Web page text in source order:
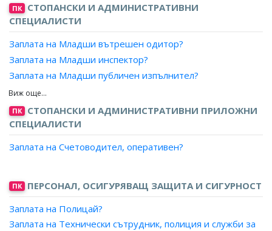
ПК СТОПАНСКИ И АДМИНИСТРАТИВНИ
СПЕЦИАЛИСТИ
Заплата на Младши вътрешен одитор?
Заплата на Младши инспектор?
Заплата на Младши публичен изпълнител?
Заплата на Старши експерт, кметство?
Заплата на Младши експерт, кметство?
Заплата на Младши експерт?
Заплата на Изследовател?
Заплата на Мениджър корпоративен център, банка/
Заплата на Областен мениджър, банка/финансова/
платежна институция?
Заплата на Длъжностно лице по безопасност и здраве?
Заплата на Председател на регионална структура на
ПК СТОПАНСКИ И АДМИНИСТРАТИВНИ ПРИЛОЖНИ
СПЕЦИАЛИСТИ
Заплата на Счетоводител, оперативен?
ПК ПЕРСОНАЛ, ОСИГУРЯВАЩ ЗАЩИТА И СИГУРНОСТ
Заплата на Полицай?
Заплата на Технически сътрудник, полиция и служби за